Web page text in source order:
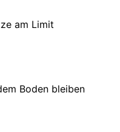
am Limit
Boden bleiben